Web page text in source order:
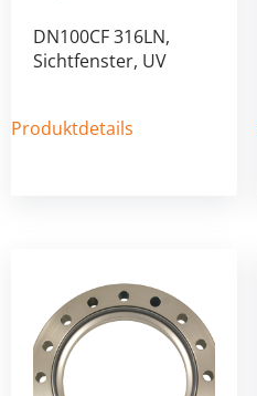
DN100CF 316LN,
Sichtfenster, UV
Produktdetails